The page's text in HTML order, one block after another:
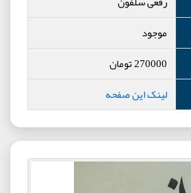
موجود
270000تومان
لینک این صفحه